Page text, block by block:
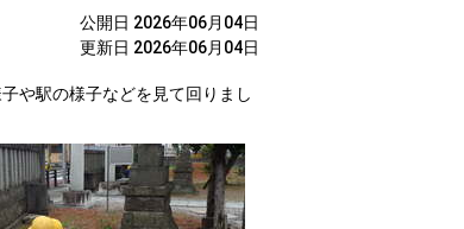
公開日 2026年06月04日
更新日 2026年06月04日
や駅の様子などを見て回りまし